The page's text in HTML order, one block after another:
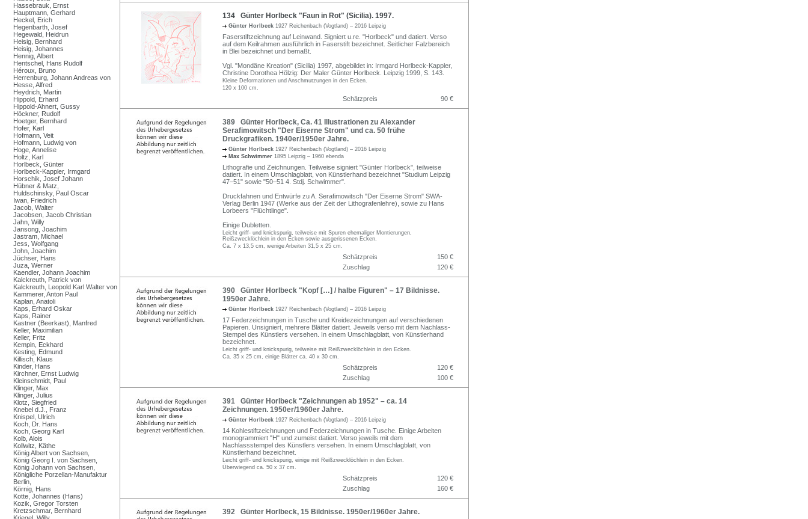
Hassebrauk, Ernst
Hauptmann, Gerhard
Heckel, Erich
Hegenbarth, Josef
Hegewald, Heidrun
Heisig, Bernhard
Heisig, Johannes
Hennig, Albert
Hentschel, Hans Rudolf
Héroux, Bruno
Herrenburg, Johann Andreas von
Hesse, Alfred
Heydrich, Martin
Hippold, Erhard
Hippold-Ahnert, Gussy
Höckner, Rudolf
Hoetger, Bernhard
Hofer, Karl
Hofmann, Veit
Hofmann, Ludwig von
Hoge, Annelise
Holtz, Karl
Horlbeck, Günter
Horlbeck-Kappler, Irmgard
Horschik, Josef Johann
Hübner & Matz,
Huldschinsky, Paul Oscar
Iwan, Friedrich
Jacob, Walter
Jacobsen, Jacob Christian
Jahn, Willy
Jansong, Joachim
Jastram, Michael
Jess, Wolfgang
John, Joachim
Jüchser, Hans
Juza, Werner
Kaendler, Johann Joachim
Kalckreuth, Patrick von
Kalckreuth, Leopold Karl Walter von
Kammerer, Anton Paul
Kaplan, Anatoli
Kaps, Erhard Oskar
Kaps, Rainer
Kastner (Beerkast), Manfred
Keller, Maximilian
Keller, Fritz
Kempin, Eckhard
Kesting, Edmund
Killisch, Klaus
Kinder, Hans
Kirchner, Ernst Ludwig
Kleinschmidt, Paul
Klinger, Max
Klinger, Julius
Klotz, Siegfried
Knebel d.J., Franz
Knispel, Ulrich
Koch, Dr. Hans
Koch, Georg Karl
Kolb, Alois
Kollwitz, Käthe
König Albert von Sachsen,
König Georg I. von Sachsen,
König Johann von Sachsen,
Königliche Porzellan-Manufaktur
Berlin,
Körnig, Hans
Kotte, Johannes (Hans)
Kozik, Gregor Torsten
Kretzschmar, Bernhard
134 Günter Horlbeck "Faun in Rot" (Sicilia). 1997.
Günter Horlbeck 1927 Reichenbach (Vogtland) – 2016 Leipzig
Faserstiftzeichnung auf Leinwand. Signiert u.re. "Horlbeck" und datiert. Verso
auf dem Keilrahmen ausführlich in Faserstift bezeichnet. Seitlicher Falzbereich
in Blei bezeichnet und bemaßt.
Vgl. "Mondäne Kreation" (Sicilia) 1997, abgebildet in: Irmgard Horlbeck-Kappler,
Christine Dorothea Hölzig: Der Maler Günter Horlbeck. Leipzig 1999, S. 143.
Kleine Deformationen und Anschmutzungen in den Ecken.
120 x 100 cm.
Schätzpreis 90 €
389 Günter Horlbeck, Ca. 41 Illustrationen zu Alexander
Serafimowitsch "Der Eiserne Strom" und ca. 50 frühe
Druckgrafiken. 1940er/1950er Jahre.
Günter Horlbeck 1927 Reichenbach (Vogtland) – 2016 Leipzig
Max Schwimmer 1895 Leipzig – 1960 ebenda
Lithografie und Zeichnungen. Teilweise signiert "Günter Horlbeck", teilweise
datiert. In einem Umschlagblatt, von Künstlerhand bezeichnet "Studium Leipzig
47–51" sowie "50–51 4. Stdj. Schwimmer".
Druckfahnen und Entwürfe zu A. Serafimowitsch "Der Eiserne Strom" SWA-
Verlag Berlin 1947 (Werke aus der Zeit der Lithografenlehre), sowie zu Hans
Lorbeers "Flüchtlinge".
Einige Dubletten.
Leicht griff- und knickspurig, teilweise mit Spuren ehemaliger Montierungen,
Reißzwecklöchlein in den Ecken sowie ausgerissenen Ecken.
Ca. 7 x 13,5 cm, wenige Arbeiten 31,5 x 25 cm.
Schätzpreis
150 €
Zuschlag
120 €
390 Günter Horlbeck "Kopf […] / halbe Figuren" – 17 Bildnisse.
1950er Jahre.
Günter Horlbeck 1927 Reichenbach (Vogtland) – 2016 Leipzig
17 Federzeichnungen in Tusche und Kreidezeichnungen auf verschiedenen
Papieren. Unsigniert, mehrere Blätter datiert. Jeweils verso mit dem Nachlass-
Stempel des Künstlers versehen. In einem Umschlagblatt, von Künstlerhand
bezeichnet.
Leicht griff- und knickspurig, teilweise mit Reißzwecklöchlein in den Ecken.
Ca. 35 x 25 cm, einige Blätter ca. 40 x 30 cm.
Schätzpreis
120 €
Zuschlag
100 €
391 Günter Horlbeck "Zeichnungen ab 1952" – ca. 14
Zeichnungen. 1950er/1960er Jahre.
Günter Horlbeck 1927 Reichenbach (Vogtland) – 2016 Leipzig
14 Kohlestiftzeichnungen und Federzeichnungen in Tusche. Einige Arbeiten
monogrammiert "H" und zumeist datiert. Verso jeweils mit dem
Nachlassstempel des Künstlers versehen. In einem Umschlagblatt, von
Künstlerhand bezeichnet.
Leicht griff- und knickspurig, einige mit Reißzwecklöchlein in den Ecken.
Überwiegend ca. 50 x 37 cm.
Schätzpreis
120 €
Zuschlag
160 €
392 Günter Horlbeck, 15 Bildnisse. 1950er/1960er Jahre.